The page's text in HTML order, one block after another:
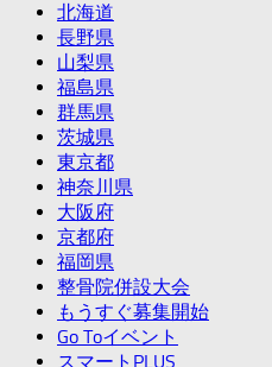
北海道
長野県
山梨県
福島県
群馬県
茨城県
東京都
神奈川県
大阪府
京都府
福岡県
整骨院併設大会
もうすぐ募集開始
Go Toイベント
スマートPLUS